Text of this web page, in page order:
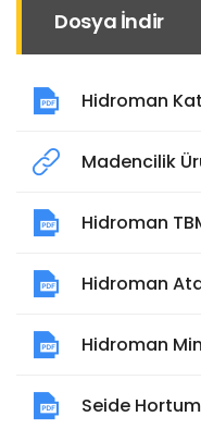
Dosya İndir
Hidroman
Madencilik
Hidroman
Hidroman
Hidroman
Seide